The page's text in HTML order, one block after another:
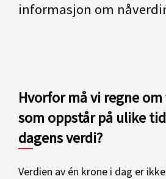
informasjon om
Hvorfor må vi regne
som oppstår på ulike
dagens verdi?
Verdien av én krone i dag er